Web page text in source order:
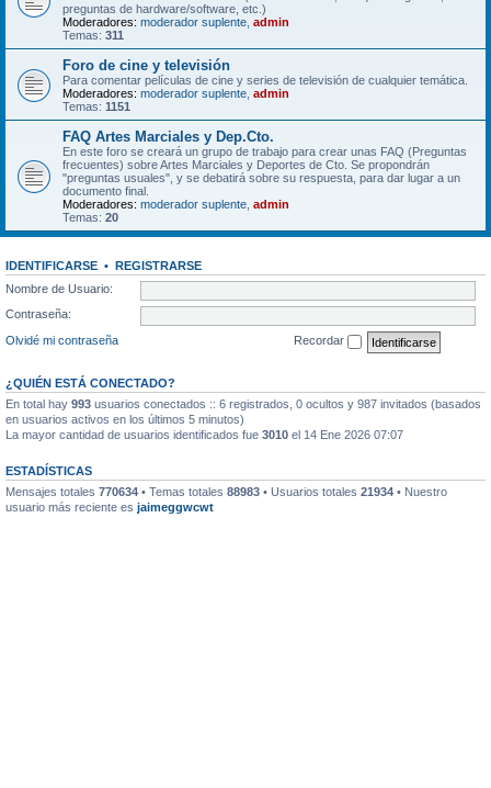
preguntas de hardware/software, etc.)
Moderadores: moderador suplente admin
Temas: 311
Foro de cine y televisión
Para comentar películas de cine y series de televisión de cualquier temática.
Moderadores: moderador suplente admin
Temas: 1151
FAQ Artes Marciales y Dep.Cto.
En este foro se creará un grupo de trabajo para crear unas FAQ (Preguntas
frecuentes) sobre Artes Marciales y Deportes de Cto. Se propondrán
"preguntas usuales", y se debatirá sobre su respuesta, para dar lugar a un
documento final.
Moderadores: moderador suplente admin
Temas: 20
IDENTIFICARSE • REGISTRARSE
Nombre de Usuario:
Contraseña:
Olvidé mi contraseña
Recordar
¿QUIÉN ESTÁ CONECTADO?
En total hay 993 usuarios conectados :: 6 registrados, 0 ocultos y 987 invitados (basados
en usuarios activos en los últimos 5 minutos)
La mayor cantidad de usuarios identificados fue 3010 el 14 Ene 2026 07:07
ESTADÍSTICAS
Mensajes totales 770634 • Temas totales 88983 • Usuarios totales 21934 • Nuestro
usuario más reciente es jaimeggwcwt